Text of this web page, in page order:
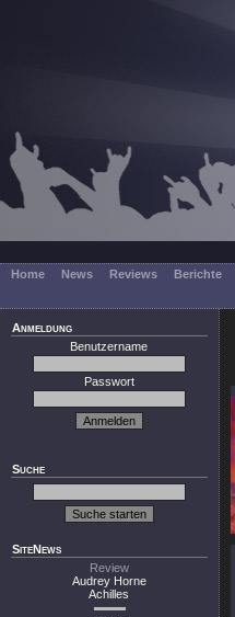
Home News Reviews Berichte
Anmeldung
Benutzername
Passwort
Suche
SiteNews
Review
Audrey Horne
Achilles